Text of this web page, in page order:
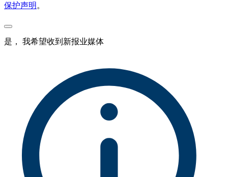
保护声明 。
是， 我希望收到新报业媒体